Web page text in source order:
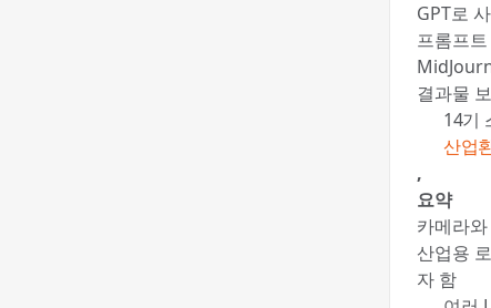
GPT로
프롬프
결과물
📚 14기
산업
,
요약
카메라
산업용
자 함